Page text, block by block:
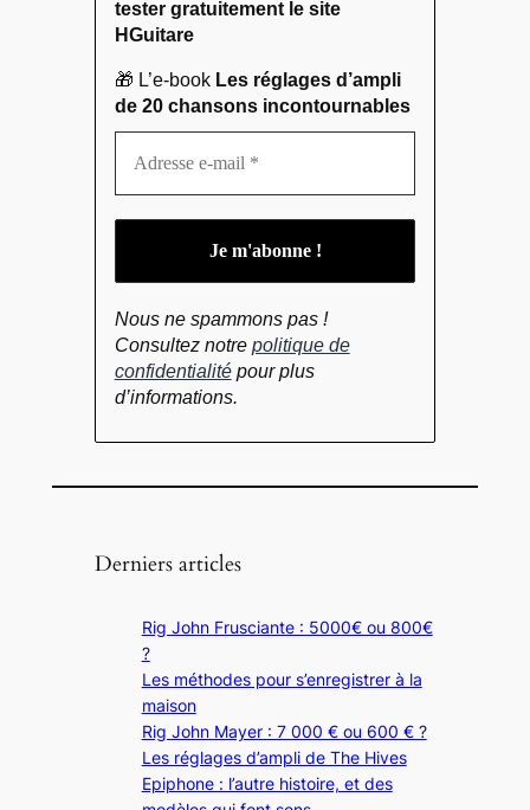
tester gratuitement le site
HGuitare
🎁 L’e-book Les réglages d’ampli
de 20 chansons incontournables
Nous ne spammons pas !
Consultez notre politique de
confidentialitépour plus
d’informations.
Derniers articles
Rig John Frusciante : 5000€ ou 800€
?
Les méthodes pour s’enregistrer à la
maison
Rig John Mayer : 7 000 € ou 600 € ?
Les réglages d’ampli de The Hives
Epiphone : l’autre histoire, et des